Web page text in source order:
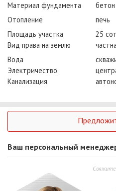
Материал фундамента
бетон
Отопление
печь
Площадь участка
25
Вид права на землю
Вода
Электричество
Канализация
Ваш персональный